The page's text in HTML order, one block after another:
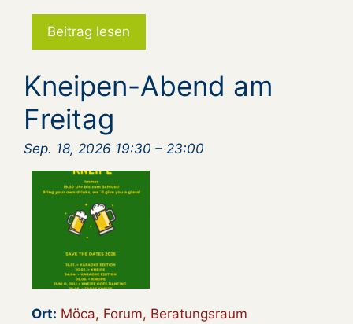
Beitrag lesen
Kneipen-Abend am
Freitag
Sep. 18, 2026 19:30 – 23:00
Ort: Möca, Forum, Beratungsraum